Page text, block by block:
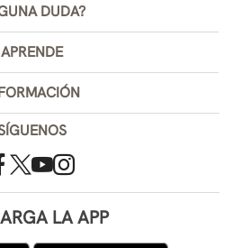
DUDA?
APRENDE
LA APP